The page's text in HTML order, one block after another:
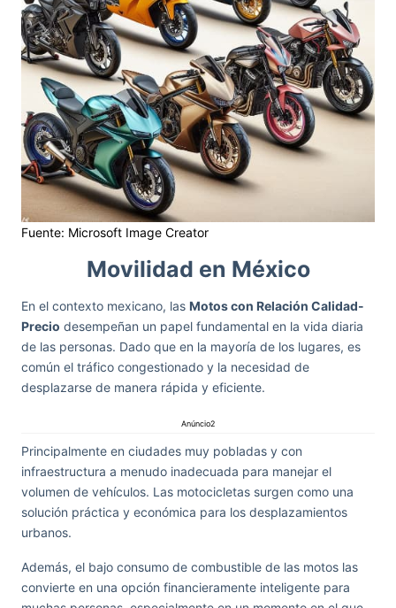
Fuente: Microsoft Image Creator
Movilidad en México
En el contexto mexicano, las Motos con Relación Calidad-
Precio desempeñan un papel fundamental en la vida diaria
de las personas. Dado que en la mayoría de los lugares, es
común el tráfico congestionado y la necesidad de
desplazarse de manera rápida y eficiente.
Anúncio2
Principalmente en ciudades muy pobladas y con
infraestructura a menudo inadecuada para manejar el
volumen de vehículos. Las motocicletas surgen como una
solución práctica y económica para los desplazamientos
urbanos.
Además, el bajo consumo de combustible de las motos las
convierte en una opción financieramente inteligente para